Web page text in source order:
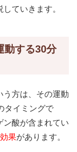
ていきます。
動する30分
う方は、その運動
タイミングで
ン酸が含まれてい
果があります。